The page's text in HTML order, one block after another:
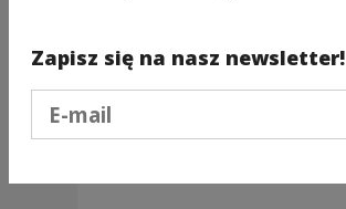
Zapisz się na nasz newsletter!